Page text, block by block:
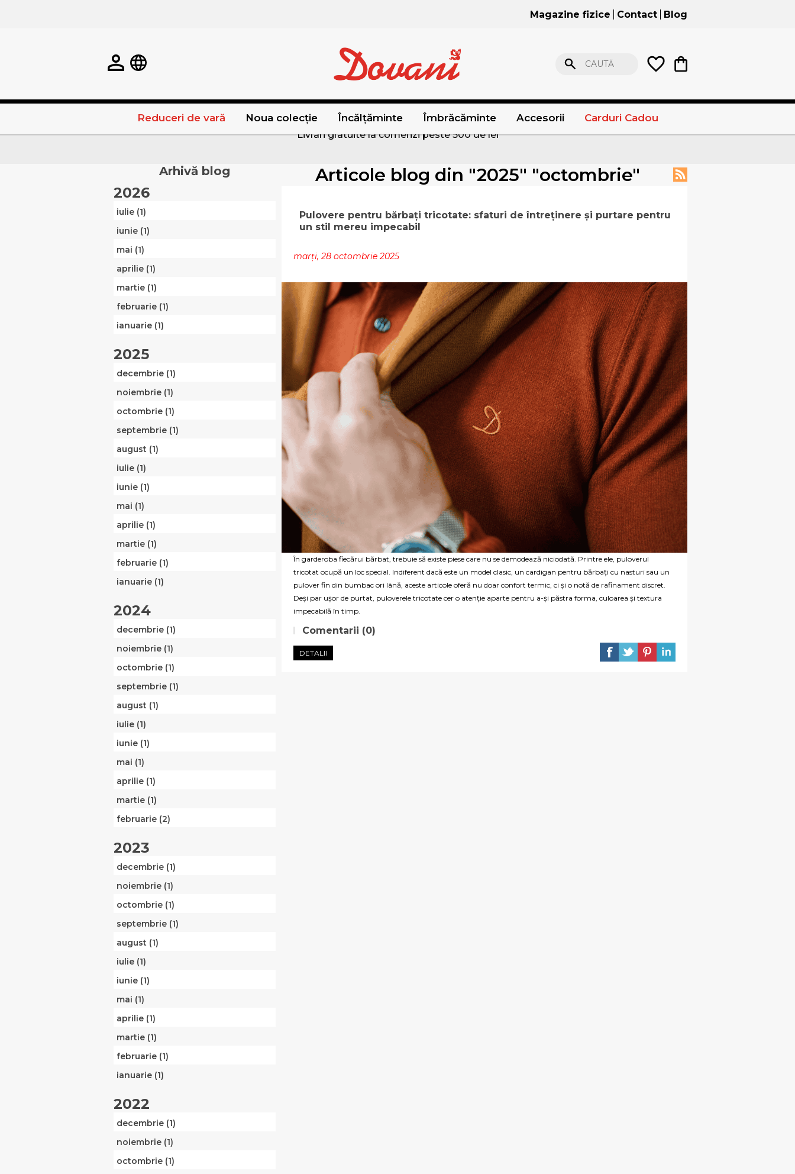
Magazine fizice Contact Blog
CAUTĂ
Reduceri de vară Noua colecție Încălțăminte Îmbrăcăminte Accesorii Carduri Cadou
Livrari gratuite la comenzi peste 500 de lei
Arhivă blog
2026
iulie (1)
iunie (1)
mai (1)
aprilie (1)
martie (1)
februarie (1)
ianuarie (1)
2025
decembrie (1)
noiembrie (1)
octombrie (1)
septembrie (1)
august (1)
iulie (1)
iunie (1)
mai (1)
aprilie (1)
martie (1)
februarie (1)
ianuarie (1)
2024
decembrie (1)
noiembrie (1)
octombrie (1)
septembrie (1)
august (1)
iulie (1)
iunie (1)
mai (1)
aprilie (1)
martie (1)
februarie (2)
2023
decembrie (1)
noiembrie (1)
octombrie (1)
septembrie (1)
august (1)
iulie (1)
iunie (1)
mai (1)
aprilie (1)
martie (1)
februarie (1)
ianuarie (1)
2022
decembrie (1)
noiembrie (1)
octombrie (1)
Articole blog din "2025" "octombrie"
Pulovere pentru bărbați tricotate: sfaturi de întreținere și purtare pentru
un stil mereu impecabil
marți, 28 octombrie 2025
În garderoba fiecărui bărbat, trebuie să existe piese care nu se demodează niciodată. Printre ele, puloverul
tricotat ocupă un loc special. Indiferent dacă este un model clasic, un cardigan pentru bărbați cu nasturi sau un
pulover fin din bumbac ori lână, aceste articole oferă nu doar confort termic, ci și o notă de rafinament discret.
Deși par ușor de purtat, puloverele tricotate cer o atenție aparte pentru a-și păstra forma, culoarea și textura
impecabilă în timp.
Comentarii (0)
DETALII